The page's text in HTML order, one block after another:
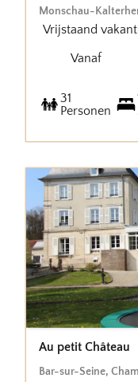
Monschau-
Vrijstaand
Vanaf
31
Personen
Au petit Château
Bar-sur-Seine,